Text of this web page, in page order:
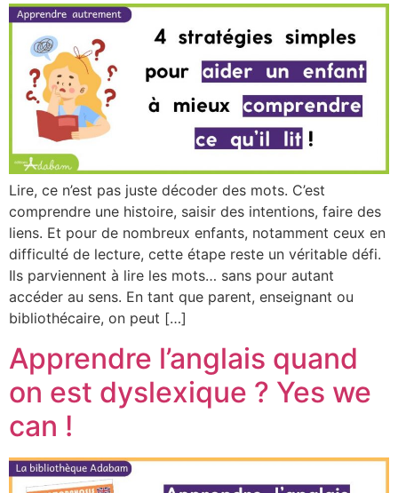
Lire, ce n’est pas juste décoder des mots. C’est
comprendre une histoire, saisir des intentions, faire des
liens. Et pour de nombreux enfants, notamment ceux en
difficulté de lecture, cette étape reste un véritable défi.
Ils parviennent à lire les mots… sans pour autant
accéder au sens. En tant que parent, enseignant ou
bibliothécaire, on peut […]
Apprendre l’anglais quand
on est dyslexique ? Yes we
can !